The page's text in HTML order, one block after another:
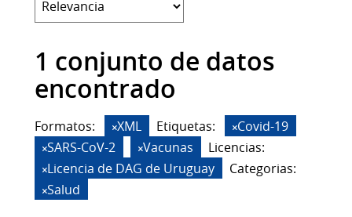
1 conjunto de datos
encontrado
Formatos: XML Etiquetas:
Covid-19
SARS-CoV-2
Vacunas
Licencias:
Licencia de DAG de Uruguay
Categorias:
Salud